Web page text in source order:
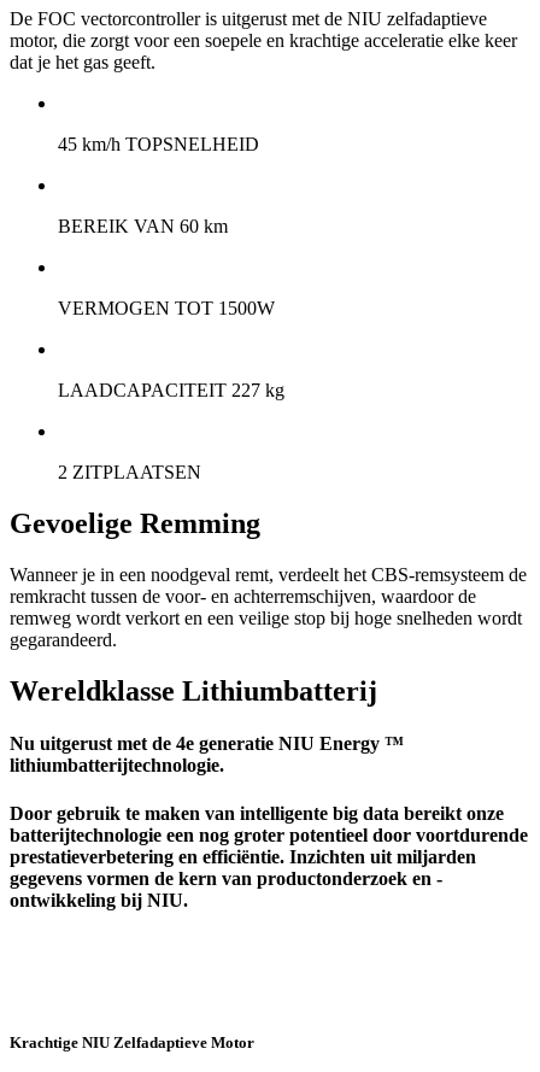
De FOC vectorcontroller is uitgerust met de NIU zelfadaptieve
motor, die zorgt voor een soepele en krachtige acceleratie elke keer
dat je het gas geeft.
45 km/h TOPSNELHEID
BEREIK VAN 60 km
VERMOGEN TOT 1500W
LAADCAPACITEIT 227 kg
2 ZITPLAATSEN
Gevoelige Remming
Wanneer je in een noodgeval remt, verdeelt het CBS-remsysteem de
remkracht tussen de voor- en achterremschijven, waardoor de
remweg wordt verkort en een veilige stop bij hoge snelheden wordt
gegarandeerd.
Wereldklasse Lithiumbatterij
Nu uitgerust met de 4e generatie NIU Energy ™
lithiumbatterijtechnologie.
Door gebruik te maken van intelligente big data bereikt onze
batterijtechnologie een nog groter potentieel door voortdurende
prestatieverbetering en efficiëntie. Inzichten uit miljarden
gegevens vormen de kern van productonderzoek en -
ontwikkeling bij NIU.
Krachtige NIU Zelfadaptieve Motor